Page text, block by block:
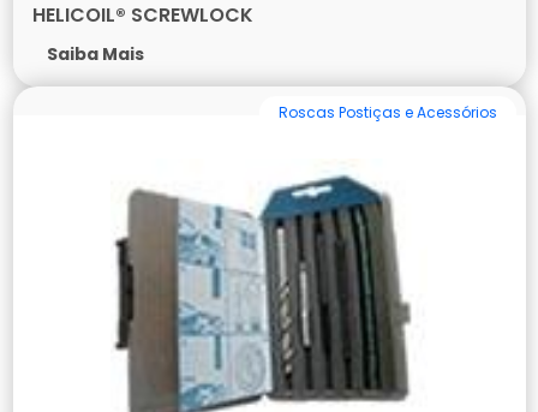
HELICOIL® SCREWLOCK
Saiba Mais
Roscas Postiças e Acessórios